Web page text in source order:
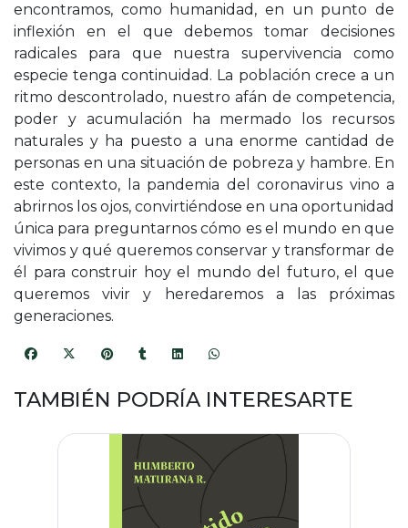
encontramos, como humanidad, en un punto de
inflexión en el que debemos tomar decisiones
radicales para que nuestra supervivencia como
especie tenga continuidad. La población crece a un
ritmo descontrolado, nuestro afán de competencia,
poder y acumulación ha mermado los recursos
naturales y ha puesto a una enorme cantidad de
personas en una situación de pobreza y hambre. En
este contexto, la pandemia del coronavirus vino a
abrirnos los ojos, convirtiéndose en una oportunidad
única para preguntarnos cómo es el mundo en que
vivimos y qué queremos conservar y transformar de
él para construir hoy el mundo del futuro, el que
queremos vivir y heredaremos a las próximas
generaciones.
TAMBIÉN PODRÍA INTERESARTE